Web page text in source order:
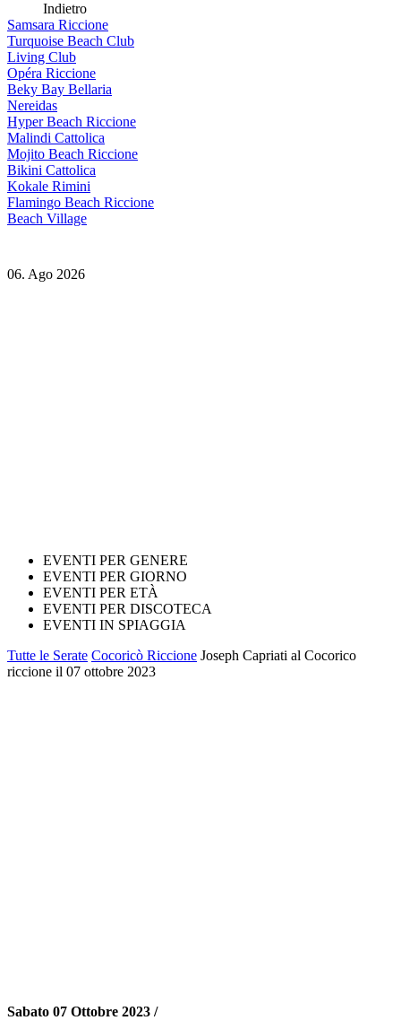
Indietro
Samsara Riccione
Turquoise Beach Club
Living Club
Opéra Riccione
Beky Bay Bellaria
Nereidas
Hyper Beach Riccione
Malindi Cattolica
Mojito Beach Riccione
Bikini Cattolica
Kokale Rimini
Flamingo Beach Riccione
Beach Village
06. Ago 2026
EVENTI PER GENERE
EVENTI PER GIORNO
EVENTI PER ETÀ
EVENTI PER DISCOTECA
EVENTI IN SPIAGGIA
Tutte le Serate Cocoricò Riccione Joseph Capriati al Cocorico
riccione il 07 ottobre 2023
Sabato 07 Ottobre 2023 /